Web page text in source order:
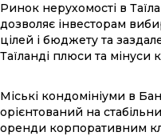
Ринок нерухомості в
дозволяє інвесторам
цілей і бюджету та
Таїланді плюси та мінуси
Міські кондомініуми в
орієнтований на
оренди корпоративним